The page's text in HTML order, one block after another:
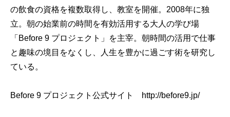
の飲食の資格を複数取得し、教室を開催。2008年に独
立。朝の始業前の時間を有効活用する大人の学び場
「Before 9 プロジェクト」を主宰。朝時間の活用で仕事
と趣味の境目をなくし、人生を豊かに過ごす術を研究し
ている。
Before 9 プロジェクト公式サイト http://before9.jp/